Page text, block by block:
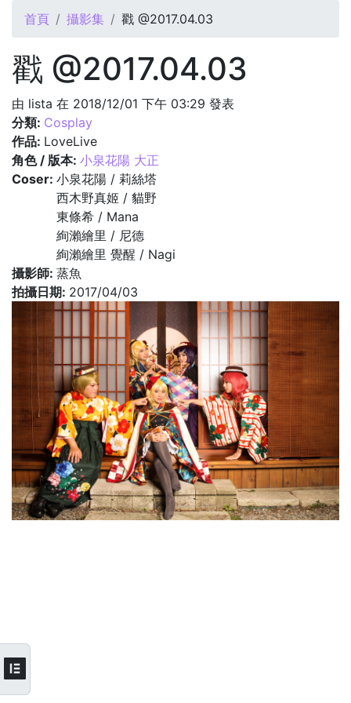
您在這裡
首頁 攝影集 戳 @2017.04.03
戳 @2017.04.03
由 lista 在 2018/12/01 下午 03:29 發表
分類: Cosplay
作品: LoveLive
角色 / 版本: 小泉花陽 大正
Coser: 小泉花陽 / 莉絲塔
西木野真姬 / 貓野
東條希 / Mana
絢瀨繪里 / 尼德
絢瀨繪里 覺醒 / Nagi
攝影師: 蒸魚
拍攝日期: 2017/04/03